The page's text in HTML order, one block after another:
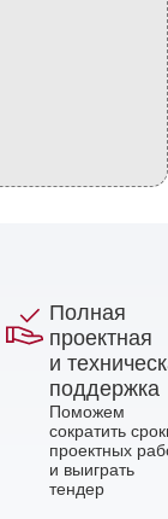
Полная
проектная
и
поддержка
Поможем
сократить
проектных
и выиграть
тендер